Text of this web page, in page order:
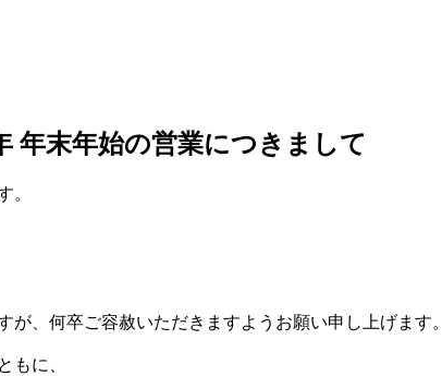
年末年始の営業につきまして
。
、何卒ご容赦いただきますようお願い申し上げます。
もに、